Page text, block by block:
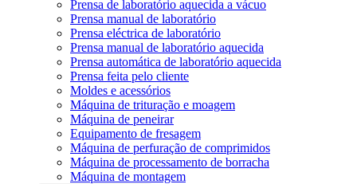
Prensa de laboratório aquecida a vácuo
Prensa manual de laboratório
Prensa eléctrica de laboratório
Prensa manual de laboratório aquecida
Prensa automática de laboratório aquecida
Prensa feita pelo cliente
Moldes e acessórios
Máquina de trituração e moagem
Máquina de peneirar
Equipamento de fresagem
Máquina de perfuração de comprimidos
Máquina de processamento de borracha
Máquina de montagem